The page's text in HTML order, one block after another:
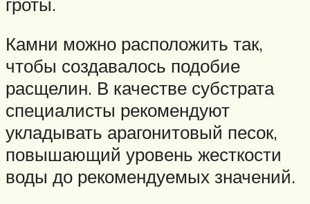
Камни можно расположить так,
чтобы создавалось подобие
расщелин. В качестве субстрата
специалисты рекомендуют
укладывать арагонитовый песок,
повышающий уровень жесткости
воды до рекомендуемых значений.